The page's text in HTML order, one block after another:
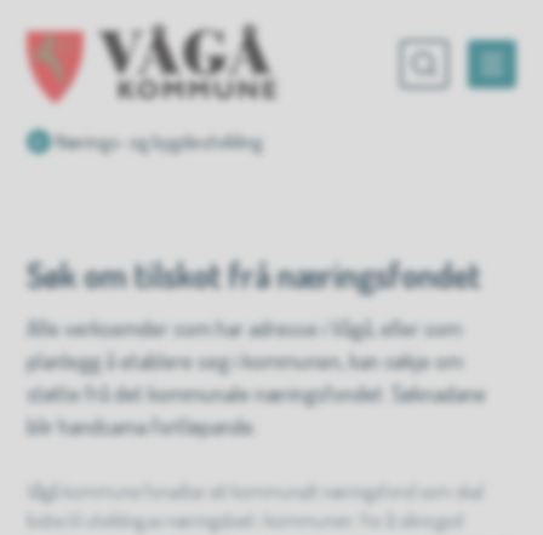
Du er her:
Nærings- og bygdeutvikling
Søk om tilskot frå næringsfondet
Alle verksemder som har adresse i Vågå, eller som
planlegg å etablere seg i kommunen, kan søkje om
støtte frå det kommunale næringsfondet. Søknadane
blir handsama fortløpande.
Vågå kommune forvaltar eit kommunalt næringsfond som skal
bidra til utvikling av næringslivet i kommunen. For å sikre god